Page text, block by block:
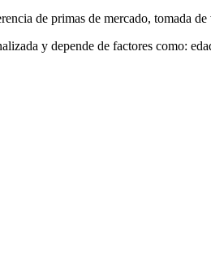
de primas de mercado, tomada
y depende de factores como: